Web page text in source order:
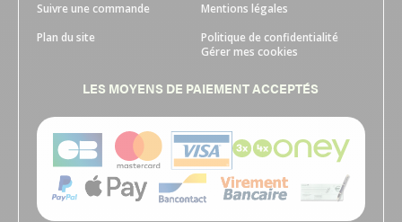
Suivre une commande
Plan du site
Mentions légales
Politique de confidentialité
Gérer mes cookies
LES MOYENS DE PAIEMENT ACCEPTÉS